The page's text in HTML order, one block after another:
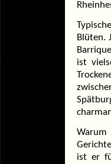
Blüten.
ist
Warum
ist er